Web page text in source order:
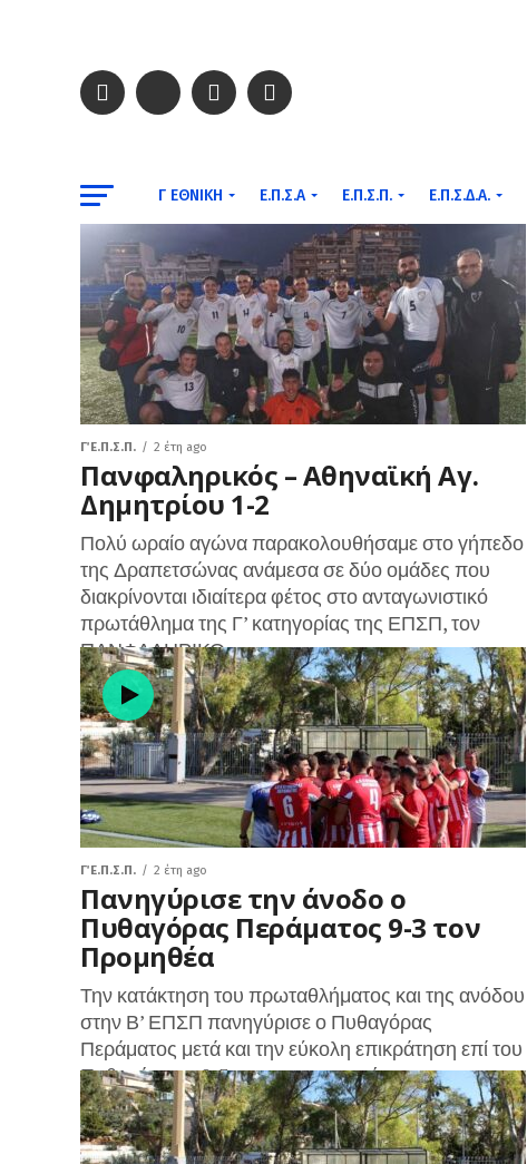
Γ ΕΘΝΙΚΉ Ε.Π.Σ.Α Ε.Π.Σ.Π. Ε.Π.Σ.Δ.Α.
Γ΄ Ε.Π.Σ.Π. 2 έτη ago
Πανφαληρικός – Αθηναϊκή Αγ.
Δημητρίου 1-2
Πολύ ωραίο αγώνα παρακολουθήσαμε στο γήπεδο
της Δραπετσώνας ανάμεσα σε δύο ομάδες που
διακρίνονται ιδιαίτερα φέτος στο ανταγωνιστικό
πρωτάθλημα της Γ’ κατηγορίας της ΕΠΣΠ, τον
ΠΑΝΦΑΛΗΡΙΚΟ...
Γ΄ Ε.Π.Σ.Π. 2 έτη ago
Πανηγύρισε την άνοδο ο
Πυθαγόρας Περάματος 9-3 τον
Προμηθέα
Την κατάκτηση του πρωταθλήματος και της ανόδου
στην Β’ ΕΠΣΠ πανηγύρισε ο Πυθαγόρας
Περάματος μετά και την εύκολη επικράτηση επί του
Πυθαγόρα με 9-3, τρεις αγωνιστικές...